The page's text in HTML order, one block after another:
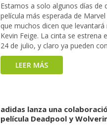
Estamos a solo algunos días de
película más esperada de
que muchos dicen que
Kevin Feige. La cinta se estrena
24 de julio, y claro ya pueden
LEER MÁS
adidas lanza una
película Deadpool y